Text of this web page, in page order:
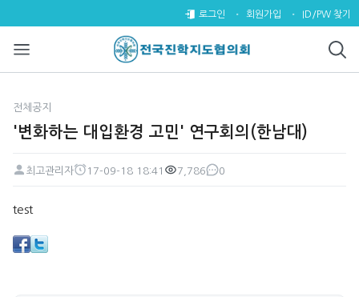
'변화하는 대입환경 고민' 연구회
로그인 회원가입 ID/PW 찾기
전체공지
'변화하는 대입환경 고민' 연구회의(한남대)
페이지 정보
최고관리자
17-09-18 18:41
7,786
댓글
0
본문
test